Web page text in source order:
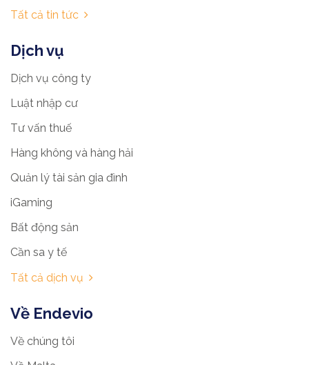
Tất cả tin tức
Dịch vụ
Dịch vụ công ty
Luật nhập cư
Tư vấn thuế
Hàng không và hàng hải
Quản lý tài sản gia đình
iGaming
Bất động sản
Cần sa y tế
Tất cả dịch vụ
Về Endevio
Về chúng tôi